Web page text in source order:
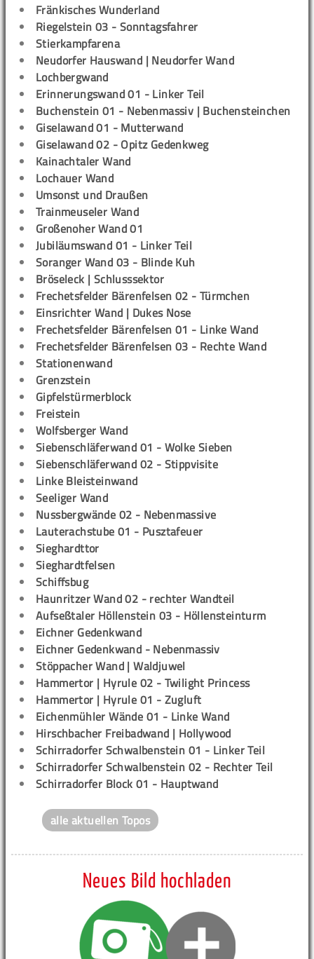
Fränkisches Wunderland
Riegelstein 03 - Sonntagsfahrer
Stierkampfarena
Neudorfer Hauswand | Neudorfer Wand
Lochbergwand
Erinnerungswand 01 - Linker Teil
Buchenstein 01 - Nebenmassiv | Buchensteinchen
Giselawand 01 - Mutterwand
Giselawand 02 - Opitz Gedenkweg
Kainachtaler Wand
Lochauer Wand
Umsonst und Draußen
Trainmeuseler Wand
Großenoher Wand 01
Jubiläumswand 01 - Linker Teil
Soranger Wand 03 - Blinde Kuh
Bröseleck | Schlusssektor
Frechetsfelder Bärenfelsen 02 - Türmchen
Einsrichter Wand | Dukes Nose
Frechetsfelder Bärenfelsen 01 - Linke Wand
Frechetsfelder Bärenfelsen 03 - Rechte Wand
Stationenwand
Grenzstein
Gipfelstürmerblock
Freistein
Wolfsberger Wand
Siebenschläferwand 01 - Wolke Sieben
Siebenschläferwand 02 - Stippvisite
Linke Bleisteinwand
Seeliger Wand
Nussbergwände 02 - Nebenmassive
Lauterachstube 01 - Pusztafeuer
Sieghardttor
Sieghardtfelsen
Schiffsbug
Haunritzer Wand 02 - rechter Wandteil
Aufseßtaler Höllenstein 03 - Höllensteinturm
Eichner Gedenkwand
Eichner Gedenkwand - Nebenmassiv
Stöppacher Wand | Waldjuwel
Hammertor | Hyrule 02 - Twilight Princess
Hammertor | Hyrule 01 - Zugluft
Eichenmühler Wände 01 - Linke Wand
Hirschbacher Freibadwand | Hollywood
Schirradorfer Schwalbenstein 01 - Linker Teil
Schirradorfer Schwalbenstein 02 - Rechter Teil
Schirradorfer Block 01 - Hauptwand
alle aktuellen Topos
Neues Bild hochladen